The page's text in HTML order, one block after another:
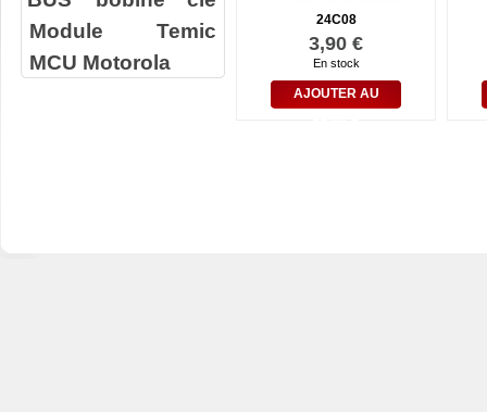
Module Temic
MCU Motorola
24C08
3,90 €
En stock
AJOUTER AU